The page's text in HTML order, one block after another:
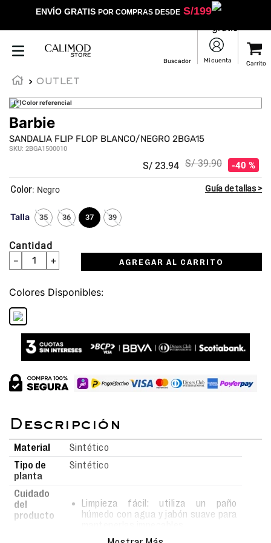
ENVÍO GRATIS POR COMPRAS DESDES/199
OUTLET
(*)Color referencial
Barbie
SANDALIA FLIP FLOP BLANCO/NEGRO 2BGA15
SKU: 2BGA1500010
S/ 23.94 S/ 39.90 40 %
Talla 35 36 37 39
: Negro
Cantidad
＋
－ AGREGAR AL CARRITO
Colores
Material
Sintético
Tipo de
planta
Sintético
Cuidado
del
producto
Limpieza fácil: utiliza un paño
húmedo con agua y jabón suave para
Realiza la limpieza con movimientos